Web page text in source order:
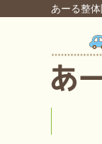
あーる整